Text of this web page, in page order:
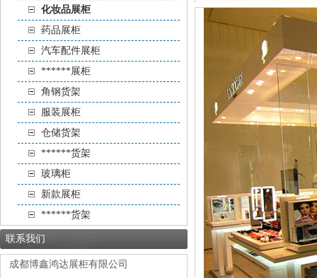
化妆品展柜
药品展柜
汽车配件展柜
******展柜
角钢货架
服装展柜
仓储货架
******货架
玻璃柜
新款展柜
******货架
联系我们
成都博鑫鸿达展柜有限公司